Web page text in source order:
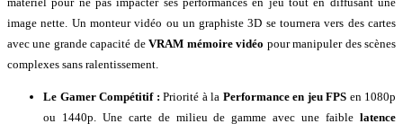
image nette. Un monteur vidéo ou un graphiste 3D se tournera vers des cartes
avec une grande capacité deVRAM mémoire vidéo pour manipuler des scènes
complexes sans ralentissement.
Le Gamer Compétitif : Priorité à la Performance en jeu FPS en 1080p
ou 1440p. Une carte de milieu de gamme avec une faible latence